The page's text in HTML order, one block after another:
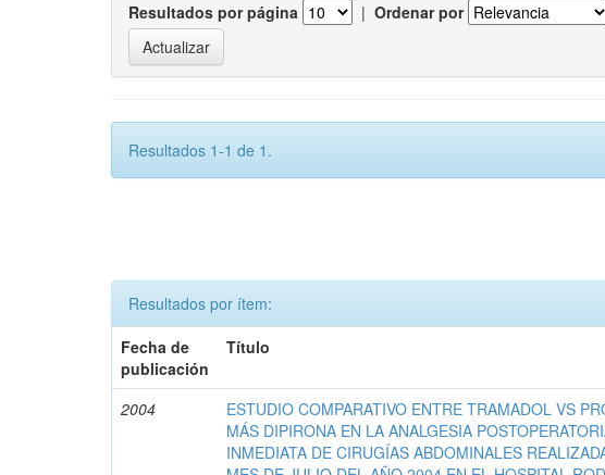
Resultados por página | Ordenar por
Resultados 1-1 de 1.
Resultados por ítem:
Fecha de
publicación
Título
2004
ESTUDIO COMPARATIVO ENTRE TRAMADOL VS
MÁS DIPIRONA EN LA ANALGESIA
INMEDIATA DE CIRUGÍAS ABDOMINALES